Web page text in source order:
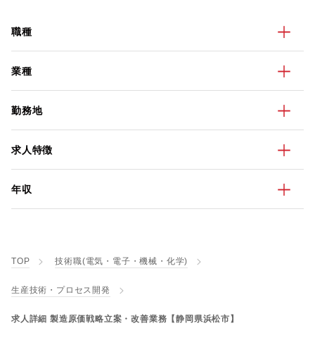
職種
業種
勤務地
求人特徴
年収
TOP 技術職(電気・電子・機械・化学)
生産技術・プロセス開発
求人詳細 製造原価戦略立案・改善業務【静岡県浜松市】